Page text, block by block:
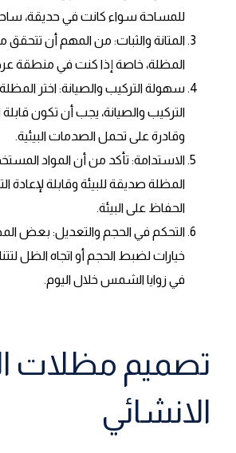
للمساحة سواء كانت في حديقة،
المتانة والثبات: من المهم أن
المظلة، خاصة إذا كنت في منطقة
سهولة التركيب والصيانة: اختر
التركيب والصيانة، يجب أن تكون
وقادرة على تحمل الصدمات البيئية.
الاستدامة: تأكد من أن المواد
المظلة صديقة للبيئة وقابلة لإعادة
الحفاظ على البيئة.
التحكم في الحجم والتعديل: بعض
خيارات لضبط الحجم أو اتجاه الظل
في زوايا الشمس خلال اليوم.
تصميم مظلات
الانشائي